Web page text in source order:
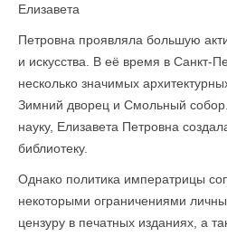
Елизавета
Петровна проявляла большую
и искусства. В её время в Санкт-
несколько значимых
Зимний дворец и Смольный
науку, Елизавета Петровна
библиотеку.
Однако политика императрицы
некоторыми ограничениями
цензуру в печатных изданиях, а